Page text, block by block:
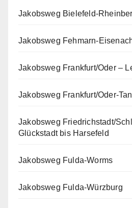
Jakobsweg Bielefeld-
Jakobsweg Fehmarn-
Jakobsweg Frankfurt/Oder –
Jakobsweg Frankfurt/Oder-
Jakobsweg Friedrichstadt/
Glückstadt bis Harsefeld
Jakobsweg Fulda-Worms
Jakobsweg Fulda-Würzburg